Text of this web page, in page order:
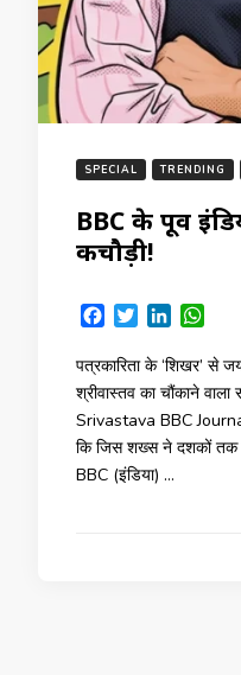
SPECIAL TRENDING
BBC के पूर्व
कचौड़ी!
Facebook
TwitterLinkedIn
पत्रकारिता के ‘शिखर’ से
श्रीवास्तव का चौंकाने
Srivastava BBC
कि जिस शख्स ने दशकों तक
BBC (इंडिया) …